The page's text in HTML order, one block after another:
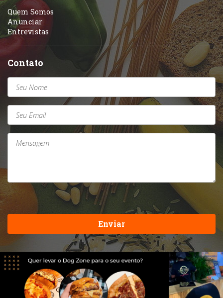
Quem Somos
Anunciar
Entrevistas
Contato
Enviar